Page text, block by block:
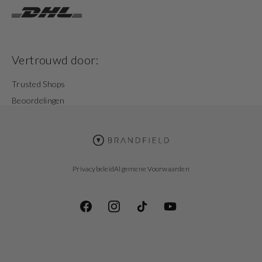
Vertrouwd door:
Trusted Shops
Beoordelingen
PrivacybeleidAlgemene Voorwaarden
FacebookInstagramTikTok YouTube